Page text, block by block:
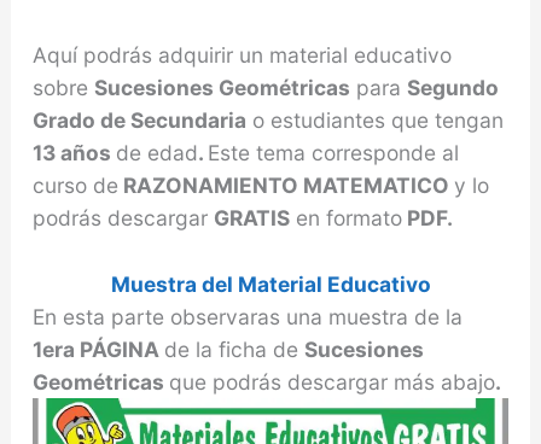
Aquí podrás adquirir un material educativo
sobre Sucesiones Geométricas para Segundo
Grado de Secundaria o estudiantes que tengan
13 años de edad. Este tema corresponde al
curso de RAZONAMIENTO MATEMATICO y lo
podrás descargar GRATISen formatoPDF.
Muestra del Material Educativo
En esta parte observaras una muestra de la
1era PÁGINA de la ficha de Sucesiones
Geométricas que podrás descargar más abajo.